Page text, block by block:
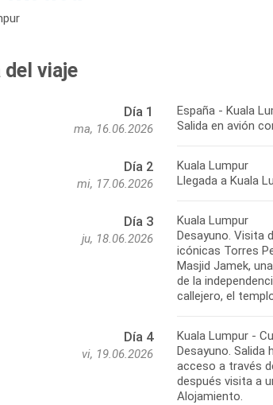
del viaje
Día 1
ma, 16.06.2026
España - Kuala
Salida en avión
Día 2
mi, 17.06.2026
Kuala Lumpur
Llegada a Kuala
Día 3
ju, 18.06.2026
Kuala Lumpur
Desayuno. Visita
icónicas Torres
Masjid Jamek,
de la
callejero, el
Día 4
vi, 19.06.2026
Kuala Lumpur -
Desayuno.
acceso a través
después visita a
Alojamiento.